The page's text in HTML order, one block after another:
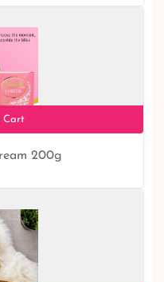
Cart
200g